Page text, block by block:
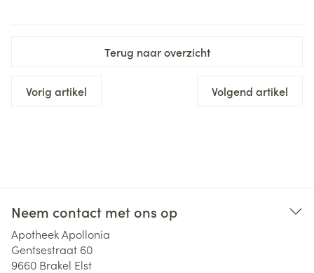
Terug naar overzicht
Vorig artikel Volgend artikel
Neem contact met ons op
Apotheek Apollonia
Gentsestraat 60
9660 Brakel Elst